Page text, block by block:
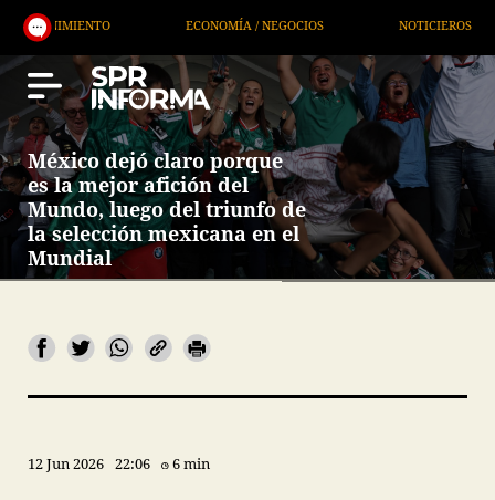
NOTICIEROS SERVICIOS DEPORTES
México dejó claro porque
es la mejor afición del
Mundo, luego del triunfo de
la selección mexicana en el
Mundial
12 Jun 2026 22:06 6 min